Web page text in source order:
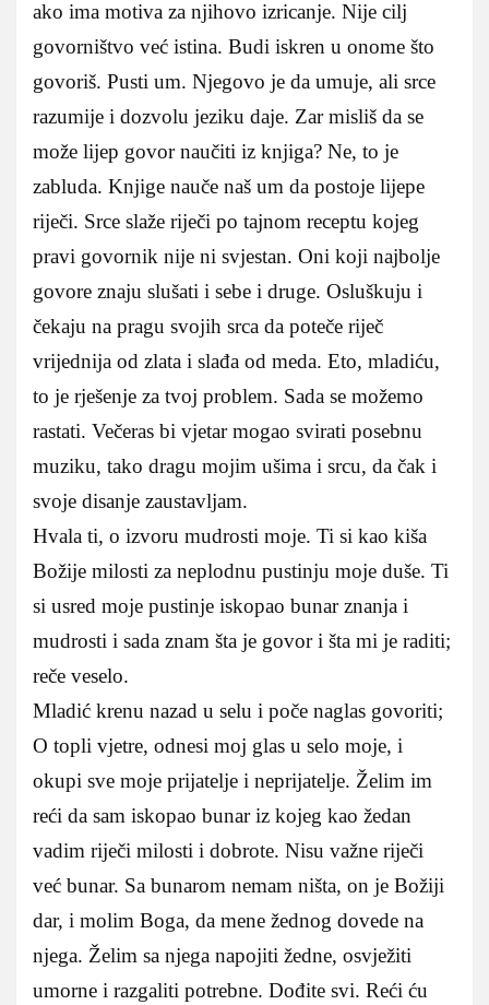
ako ima motiva za njihovo izricanje. Nije cilj
govorništvo već istina. Budi iskren u onome što
govoriš. Pusti um. Njegovo je da umuje, ali srce
razumije i dozvolu jeziku daje. Zar misliš da se
može lijep govor naučiti iz knjiga? Ne, to je
zabluda. Knjige nauče naš um da postoje lijepe
riječi. Srce slaže riječi po tajnom receptu kojeg
pravi govornik nije ni svjestan. Oni koji najbolje
govore znaju slušati i sebe i druge. Osluškuju i
čekaju na pragu svojih srca da poteče riječ
vrijednija od zlata i slađa od meda. Eto, mladiću,
to je rješenje za tvoj problem. Sada se možemo
rastati. Večeras bi vjetar mogao svirati posebnu
muziku, tako dragu mojim ušima i srcu, da čak i
svoje disanje zaustavljam.
Hvala ti, o izvoru mudrosti moje. Ti si kao kiša
Božije milosti za neplodnu pustinju moje duše. Ti
si usred moje pustinje iskopao bunar znanja i
mudrosti i sada znam šta je govor i šta mi je raditi;
reče veselo.
Mladić krenu nazad u selu i poče naglas govoriti;
O topli vjetre, odnesi moj glas u selo moje, i
okupi sve moje prijatelje i neprijatelje. Želim im
reći da sam iskopao bunar iz kojeg kao žedan
vadim riječi milosti i dobrote. Nisu važne riječi
već bunar. Sa bunarom nemam ništa, on je Božiji
dar, i molim Boga, da mene žednog dovede na
njega. Želim sa njega napojiti žedne, osvježiti
umorne i razgaliti potrebne. Dođite svi. Reći ću